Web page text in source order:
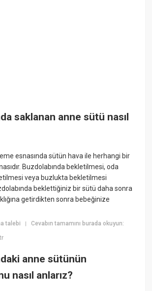
saklanan anne sütü nasıl
esnasında sütün hava ile herhangi bir
Buzdolabında bekletilmesi, oda
veya buzlukta bekletilmesi
beklettiğiniz bir sütü daha sonra
getirdikten sonra bebeğinize
talebi |Cevabın tamamını burada okuyun:
anne sütünün
nasıl anlarız?